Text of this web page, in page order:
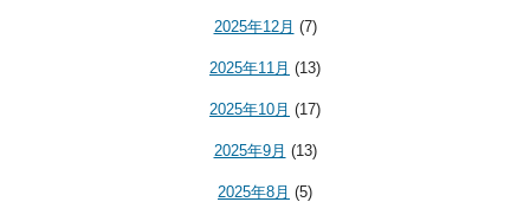
2025年12月 (7)
2025年11月 (13)
2025年10月 (17)
2025年9月 (13)
2025年8月 (5)